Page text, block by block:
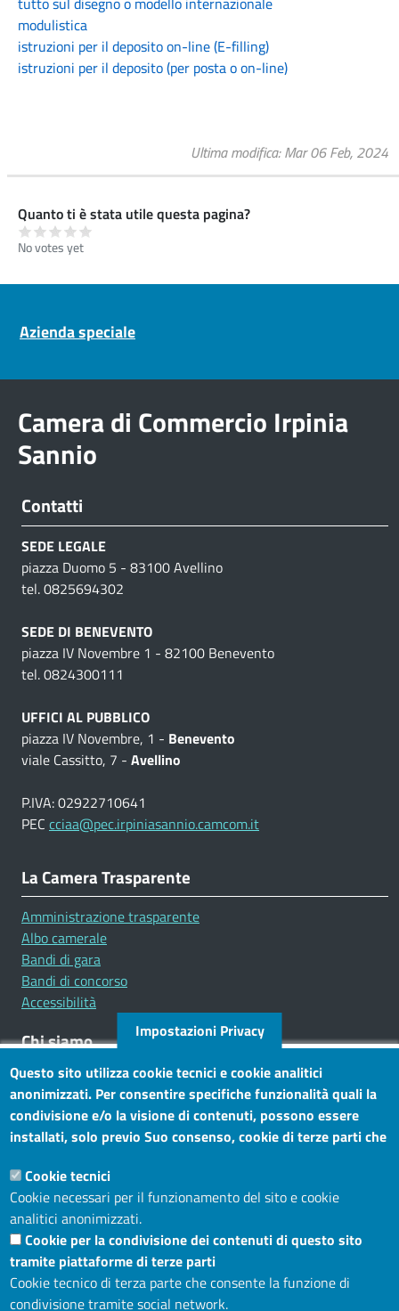
modulistica
istruzioni per il deposito on-line (E-filling)
istruzioni per il deposito (per posta o on-line)
Ultima modifica Mar 06 Feb, 2024
Quanto ti è stata utile questa pagina?
No votes yet
Azienda speciale
Camera di Commercio Irpinia
Sannio
Contatti
SEDE LEGALE
piazza Duomo 5 - 83100 Avellino
tel. 0825694302
SEDE DI BENEVENTO
piazza IV Novembre 1 - 82100 Benevento
tel. 0824300111
UFFICI AL PUBBLICO
piazza IV Novembre, 1 - Benevento
viale Cassitto, 7 - Avellino
P.IVA: 02922710641
PEC cciaa@pec.irpiniasannio.camcom.it
La Camera Trasparente
Amministrazione trasparente
Albo camerale
Bandi di gara
Bandi di concorso
Accessibilità
Chi siamo
Mission
Statuto e carta dei servizi
Social
Sito web
Accesso riservato
Mappa del sito
Impostazioni Privacy
Questo sito utilizza cookie tecnici e cookie analitici
anonimizzati. Per consentire specifiche funzionalità quali la
condivisione e/o la visione di contenuti, possono essere
installati, solo previo Suo consenso, cookie di terze parti che
questo banner, può accettare tutti i cookies, selezionare le
categorie di cookie di cui consente l’utilizzo e/o modificare le
Sue preferenze. Per vedere la Cookie Policy completa, clicchi
Maggiori informazioni
Cookie tecnici
Cookie necessari per il funzionamento del sito e cookie
analitici anonimizzati.
Cookie per la condivisione dei contenuti di questo sito
tramite piattaforme di terze parti
Cookie tecnico di terza parte che consente la funzione di
condivisione tramite social network.